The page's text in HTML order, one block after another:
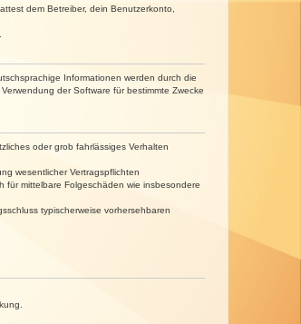
dem Betreiber, dein Benutzerkonto,
Informationen werden durch die
der Software für bestimmte Zwecke
oder grob fahrlässiges Verhalten
wesentlicher Vertragspflichten
für mittelbare Folgeschäden wie insbesondere
typischerweise vorhersehbaren